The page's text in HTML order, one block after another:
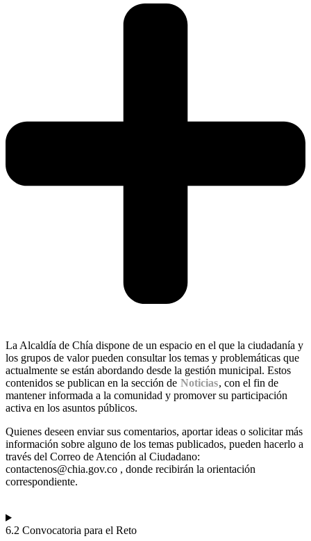
La Alcaldía de Chía dispone de un espacio en el que la ciudadanía y
los grupos de valor pueden consultar los temas y problemáticas que
actualmente se están abordando desde la gestión municipal. Estos
contenidos se publican en la sección de Noticias, con el fin de
mantener informada a la comunidad y promover su participación
activa en los asuntos públicos.
Quienes deseen enviar sus comentarios, aportar ideas o solicitar más
información sobre alguno de los temas publicados, pueden hacerlo a
través del Correo de Atención al Ciudadano:
contactenos@chia.gov.co , donde recibirán la orientación
correspondiente.
6.2 Convocatoria para el Reto